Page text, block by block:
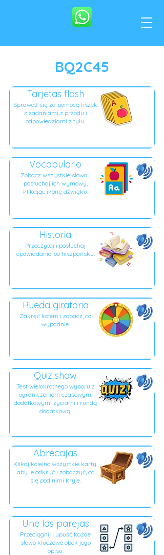
BQ2C45
Tarjetas flash
Sprawdź się za pomocą fiszek
z zadaniami z przodu i
odpowiedziami z tyłu.
Vocabulario
Zobacz wszystkie słowa i
posłuchaj ich wymowy,
klikając ikonę dźwięku.
Historia
Przeczytaj i posłuchaj
opowiadania po hiszpańsku.
Rueda giratoria
Zakręć kołem i zobacz, co
wypadnie.
Quiz show
Test wielokrotnego wyboru z
ograniczeniem czasowym,
dodatkowymi życiami i rundą
dodatkową.
Abrecajas
Klikaj kolejno wszystkie karty,
aby je odkryć i zobaczyć, co
się pod nimi kryje.
Une las parejas
Przeciągnij i upuść każde
słowo kluczowe obok jego
opisu.